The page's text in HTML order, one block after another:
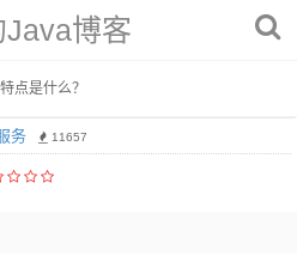
Java博客
点是什么？
务 11657